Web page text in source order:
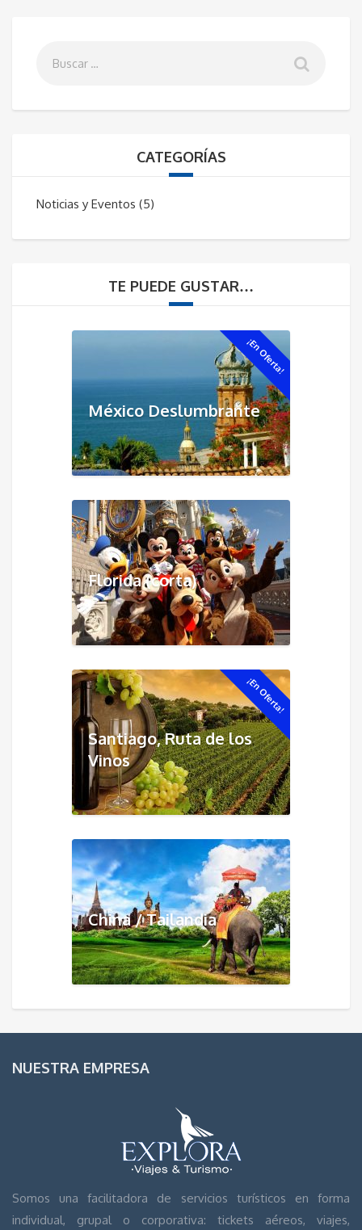
CATEGORÍAS
Noticias y Eventos (5)
TE PUEDE GUSTAR…
¡En Oferta!
México Deslumbrante
Florida (corta)
¡En Oferta!
Santiago, Ruta de los
Vinos
China / Tailandia
NUESTRA EMPRESA
Somos una facilitadora de servicios turísticos en forma
individual, grupal o corporativa: tickets aéreos, viajes,